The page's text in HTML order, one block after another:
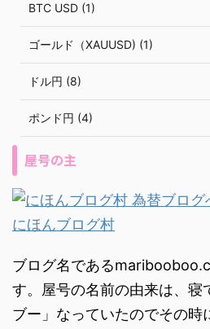
BTC USD (1)
ゴールド（XAUUSD) (1)
ドル円 (8)
ポンド円 (4)
屋号の主
にほんブログ村
ブログ名である
す。屋号の名前の由来は、寝
ブー」なっていたのでその時